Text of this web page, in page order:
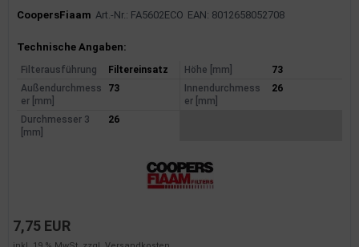
CoopersFiaam Art.-Nr.: FA5602ECO EAN: 8012658052708
Produktinformationen
Technische Angaben:
Filterausführung Filtereinsatz Höhe [mm]
73
Außendurchmess
er [mm]
73
Innendurchmess
er [mm]
26
Durchmesser 3
[mm]
26
7,75 EUR